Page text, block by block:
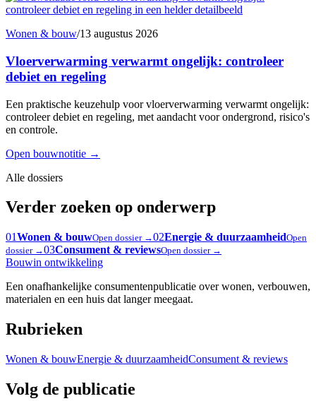
Wonen & bouw/13 augustus 2026
Vloerverwarming verwarmt ongelijk: controleer
debiet en regeling
Een praktische keuzehulp voor vloerverwarming verwarmt ongelijk:
controleer debiet en regeling, met aandacht voor ondergrond, risico's
en controle.
Open bouwnotitie →
Alle dossiers
Verder zoeken op onderwerp
01Wonen & bouwOpen dossier →02Energie & duurzaamheidOpen
dossier →03Consument & reviewsOpen dossier →
Bouwin ontwikkeling
Een onafhankelijke consumentenpublicatie over wonen, verbouwen,
materialen en een huis dat langer meegaat.
Rubrieken
Wonen & bouwEnergie & duurzaamheidConsument & reviews
Volg de publicatie